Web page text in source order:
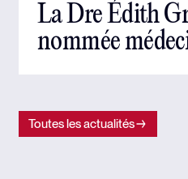
La Dre Édith
nommée
Toutes les actualités